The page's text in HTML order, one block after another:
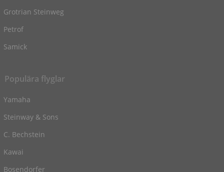
Grotrian Steinweg
Petrof
Samick
Populära flyglar
Yamaha
Steinway & Sons
C. Bechstein
Kawai
Bosendorfer